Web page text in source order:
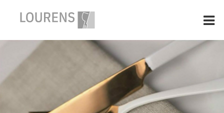
SERVETTEN, KLEUR, LOGO
TABLETOP EN BAR